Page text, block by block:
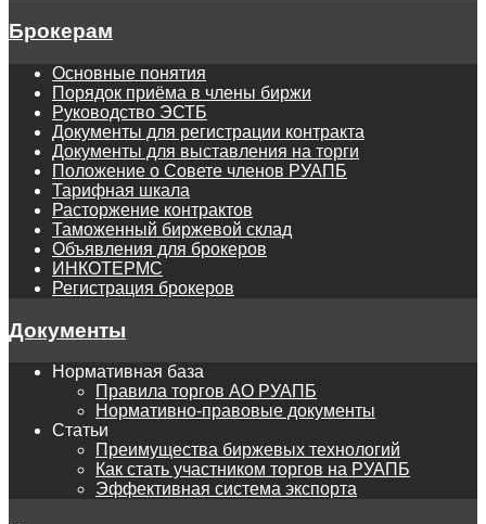
Брокерам
Основные понятия
Порядок приёма в члены биржи
Руководство ЭСТБ
Документы для регистрации контракта
Документы для выставления на торги
Положение о Совете членов РУАПБ
Тарифная шкала
Расторжение контрактов
Таможенный биржевой склад
Объявления для брокеров
ИНКОТЕРМС
Регистрация брокеров
Документы
Нормативная база
Правила торгов АО РУАПБ
Нормативно-правовые документы
Статьи
Преимущества биржевых технологий
Как стать участником торгов на РУАПБ
Эффективная система экспорта